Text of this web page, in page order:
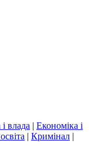
влада | Економіка і
| Кримінал |